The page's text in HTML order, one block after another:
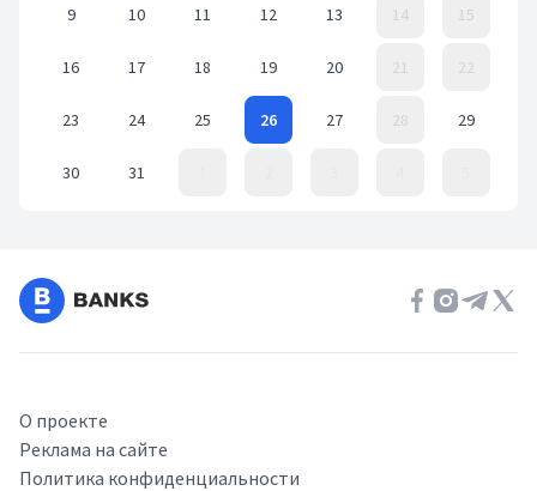
9 10 11 12 13 14 15
16 17 18 19 20 21 22
23 24 25 26 27 28 29
30 31
О проекте
Реклама на сайте
Политика конфиденциальности